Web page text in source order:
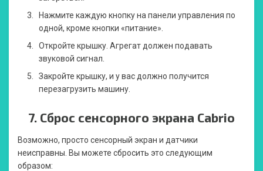
Нажмите каждую кнопку на панели управления по
одной, кроме кнопки «питание».
Откройте крышку. Агрегат должен подавать
звуковой сигнал.
Закройте крышку, и у вас должно получится
перезагрузить машину.
7. Сброс сенсорного экрана Cabrio
Возможно, просто сенсорный экран и датчики
неисправны. Вы можете сбросить это следующим
образом: